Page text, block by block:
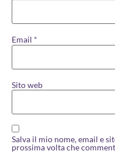
Email *
Sito web
Salva il mio nome, email e
prossima volta che